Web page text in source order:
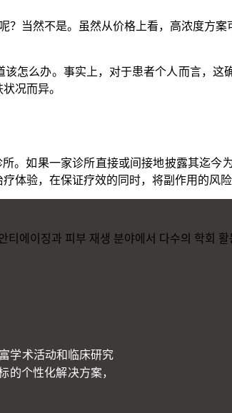
？当然不是。虽然从价格上看，高浓度方
怎么办。事实上，对于患者个人而言，这
况而异。
。如果一家诊所直接或间接地披露其迄今
体验，在保证疗效的同时，将副作用的风险
学术活动和临床研究
的个性化解决方案，